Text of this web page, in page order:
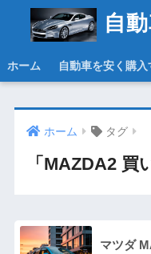
自動
ホーム 自動車を安く購
ホーム タグ
「MAZDA2 買
マツダ